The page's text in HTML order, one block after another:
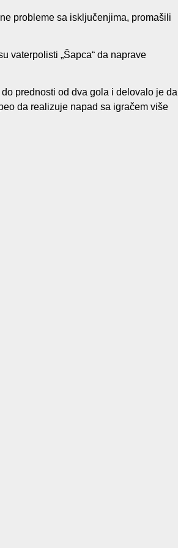
probleme sa isključenjima, promašili
vaterpolisti „Šapca“ da naprave
prednosti od dva gola i delovalo je da
da realizuje napad sa igračem više